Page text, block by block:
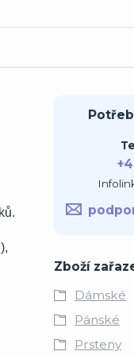
Zboží
Dámské
Pánské
Prsteny